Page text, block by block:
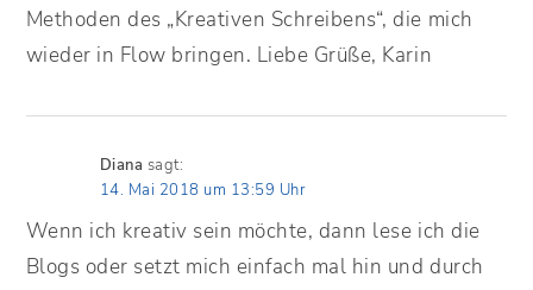
Methoden des „Kreativen Schreibens“, die mich
wieder in Flow bringen. Liebe Grüße, Karin
Diana sagt:
14. Mai 2018 um 13:59 Uhr
Wenn ich kreativ sein möchte, dann lese ich die
Blogs oder setzt mich einfach mal hin und durch